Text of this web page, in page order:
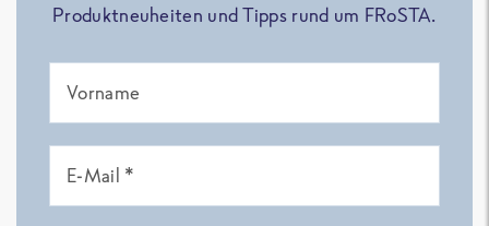
Produktneuheiten und Tipps rund um FRoSTA.
Vorname
E-Mail *